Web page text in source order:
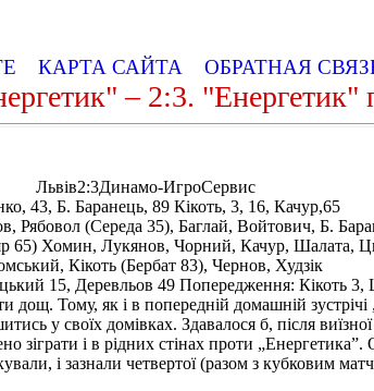
КАРТА САЙТА ОБРАТНАЯ
– 2:3. "Енергетик"
Львів2:3Динамо-ИгроСервис
43, Б. Баранець, 89 Кікоть, 3, 16, Качур,65
Рябовол (Середа 35), Баглай, Войтович, Б.
65) Хомин, Лукянов, Чорний, Качур, Шалата,
Кікоть (Бербат 83), Чернов, Худзік
15, Деревльов 49 Попередження: Кікоть 3,
дощ. Тому, як і в попередній домашній зустрічі
у своїх домівках. Здавалося б, після
зіграти і в рідних стінах проти
і зазнали четвертої (разом з кубковим